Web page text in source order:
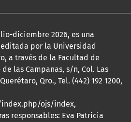
diciembre 2026, es una
por la Universidad
a través de la Facultad de
de las Campanas, s/n, Col. Las
Qro., Tel. (442) 192 1200,
ojs/index,
responsables: Eva Patricia